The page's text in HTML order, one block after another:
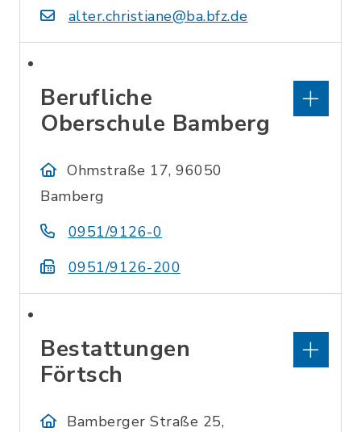
alter.christiane@ba.bfz.de
Berufliche
Oberschule Bamberg
Ohmstraße 17, 96050
Bamberg
0951/9126-0
0951/9126-200
Bestattungen
Förtsch
Bamberger Straße 25,